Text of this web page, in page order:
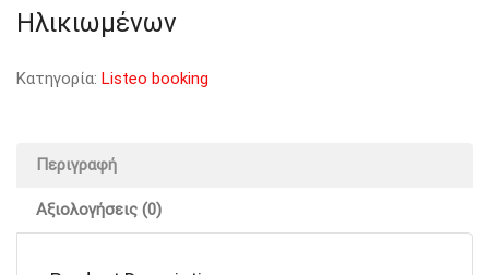
Ηλικιωμένων
Κατηγορία: Listeo booking
Περιγραφή
Αξιολογήσεις (0)